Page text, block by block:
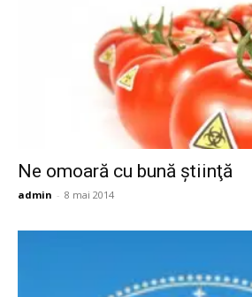
Ne omoară cu bună ştiinţă
admin - 8 mai 2014